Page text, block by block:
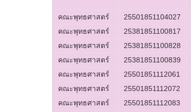
คณะพุทธศาสตร์
25501851104027
คณะพุทธศาสตร์
25381851100817
คณะพุทธศาสตร์
25381851100828
คณะพุทธศาสตร์
25381851100839
คณะพุทธศาสตร์
25501851112061
คณะพุทธศาสตร์
25501851112072
คณะพุทธศาสตร์
25501851112083